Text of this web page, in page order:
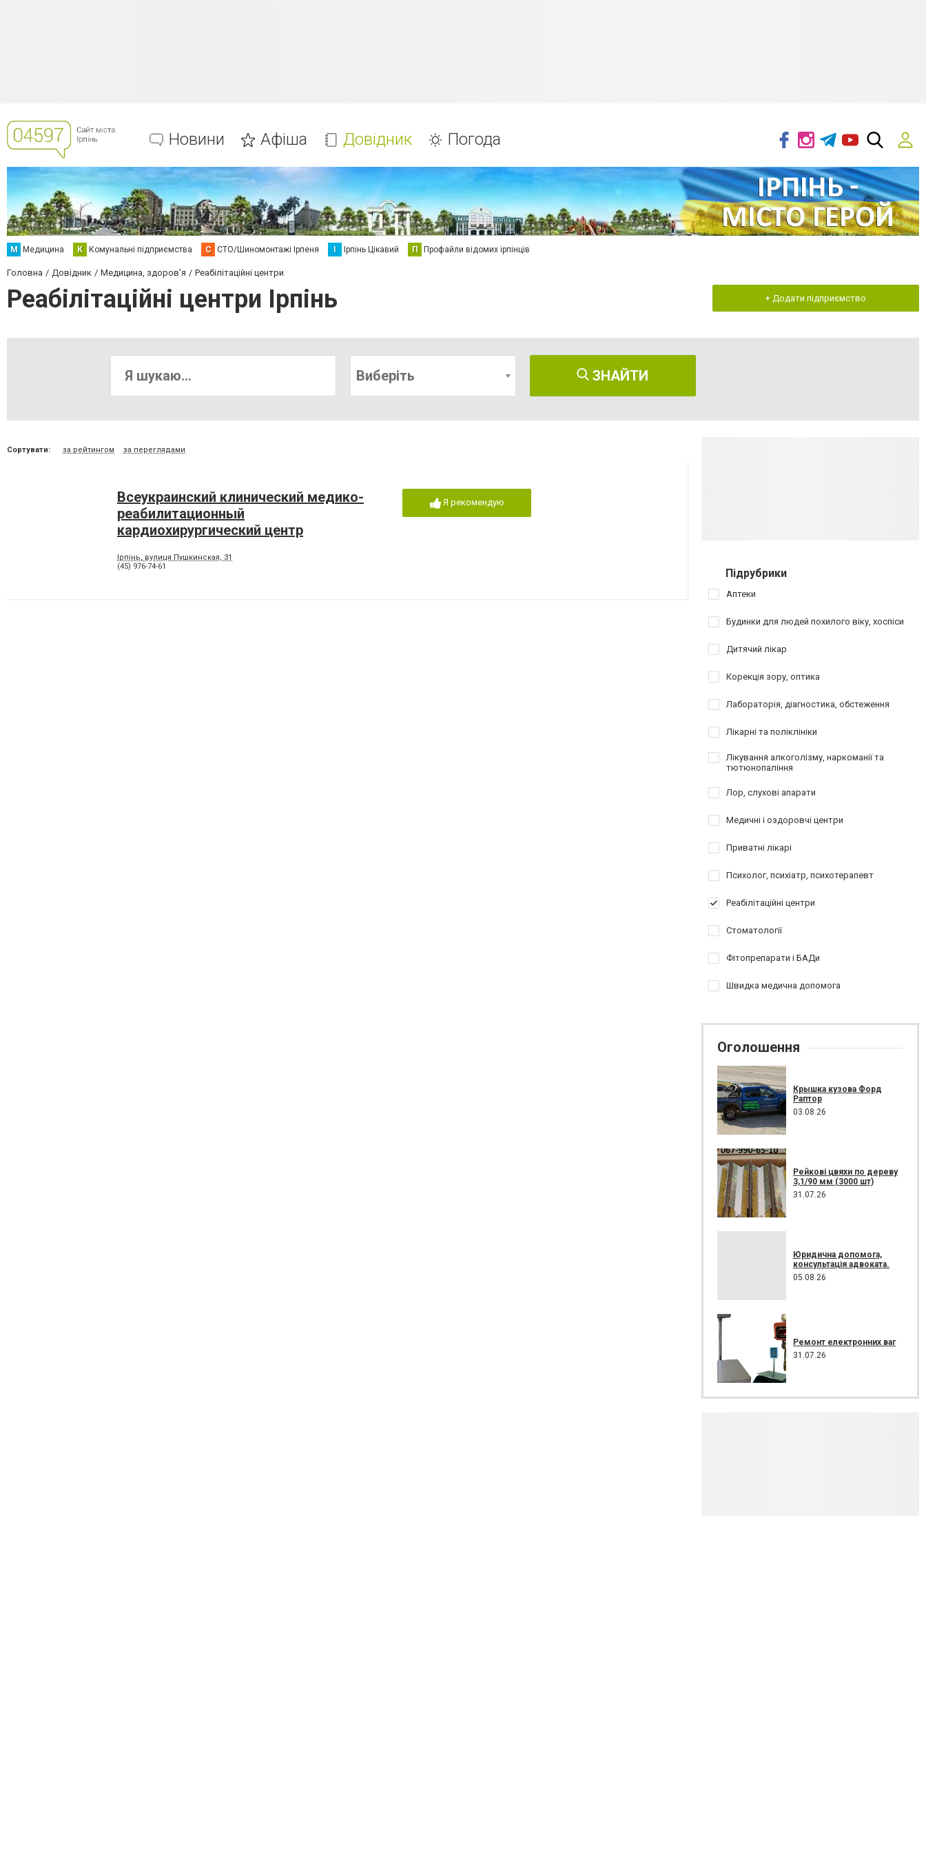
Новини Афіша Довідник Погода
М Медицина К Комунальні підприємства С СТО/Шиномонтажі Ірпеня І Ірпінь Цікавий П Профайли відомих ірпінців
Головна Довідник Медицина, здоров'я Реабілітаційні центри
Реабілітаційні центри Ірпінь + Додати підприємство
Виберіть ЗНАЙТИ
Сортувати: за рейтингом за переглядами
Всеукраинский клинический медико-
реабилитационный
кардиохирургический центр
Украины
Ірпінь, вулиця Пушкинская, 31
(45) 976-74-61
Я рекомендую
Підрубрики
Аптеки
Будинки для людей похилого віку, хоспіси
Дитячий лікар
Корекція зору, оптика
Лабораторія, діагностика, обстеження
Лікарні та поліклініки
Лікування алкоголізму, наркоманії та
тютюнопаління
Лор, слухові апарати
Медичні і оздоровчі центри
Приватні лікарі
Психолог, психіатр, психотерапевт
Реабілітаційні центри
Стоматології
Фітопрепарати і БАДи
Швидка медична допомога
Оголошення
Крышка кузова Форд
Раптор
03.08.26
Рейкові цвяхи по дереву
3,1/90 мм (3000 шт)
31.07.26
Юридична допомога,
консультація адвоката.
05.08.26
Ремонт електронних ваг
31.07.26